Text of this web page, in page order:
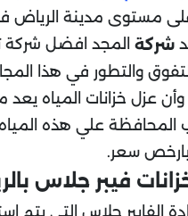
مستوى مدينة الرياض
شركة المجد افضل شركة
والتطور في هذا
عزل خزانات المياه
المحافظة علي هذه
بارخص سعر.
فيبر جلاس
الفايبر جلاس التي